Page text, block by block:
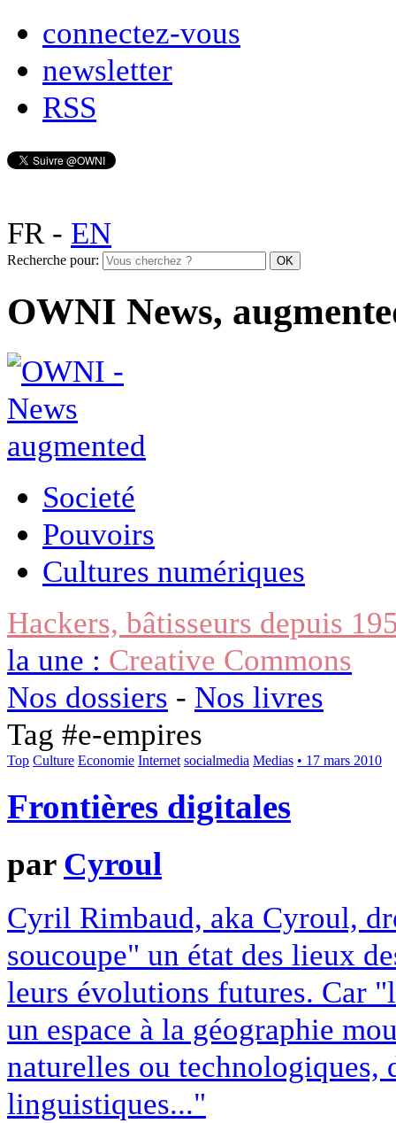
connectez-vous
newsletter
RSS
FR- EN
Recherche pour:
OWNI News,
Societé
Pouvoirs
Cultures numériques
Hackers, bâtisseurs depuis
la une : Creative Commons
Nos dossiers - Nos livres
Tag #e-empires
Top Culture Economie Internet socialmedia Medias • 17 mars 2010
Frontières digitales
par Cyroul
Cyril Rimbaud, aka Cyroul,
soucoupe" un état des lieux
leurs évolutions futures. Car
un espace à la géographie
naturelles ou technologiques,
linguistiques..."